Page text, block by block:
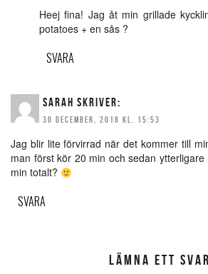
Heej fina! Jag åt min grillade
potatoes + en sås ?
SVARA
SARAH SKRIVER:
30 DECEMBER, 2018 KL. 15:53
Jag blir lite förvirrad när det kommer till
man först kör 20 min och sedan
min totalt?
SVARA
LÄMNA ETT SVAR